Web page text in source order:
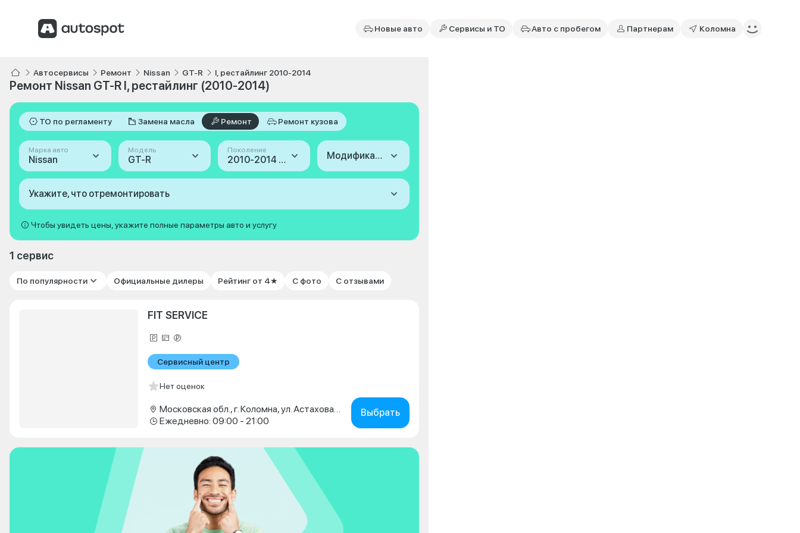
Новые авто Сервисы и ТО Авто с пробегом Партнерам Коломна
Автосервисы Ремонт Nissan GT-R I, рестайлинг 2010-2014
Ремонт Nissan GT-R I, рестайлинг (2010-2014)
ТО по регламенту Замена масла Ремонт Ремонт кузова
Марка авто
Nissan
Модель
GT-R
Поколение
2010-2014 (I, рестайлинг) Модификация
Укажите, что отремонтировать
Чтобы увидеть цены, укажите полные параметры авто и услугу
1 сервис
По популярности Официальные дилеры Рейтинг от 4★ С фото С отзывами
FIT SERVICE
Сервисный центр
Нет оценок
Ежедневно: 09:00 - 21:00
Выбрать